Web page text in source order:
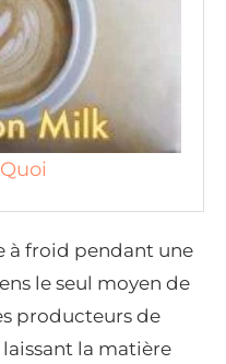
à froid pendant une
le seul moyen de
producteurs de
laissant la matière